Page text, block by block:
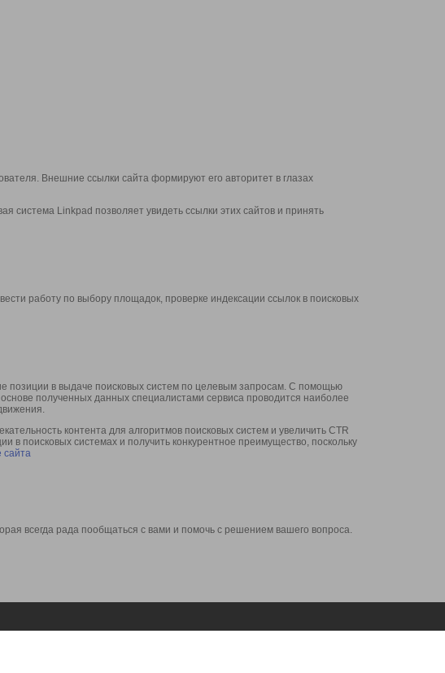
Внешние ссылки сайта формируют его авторитет в глазах
Linkpad позволяет увидеть ссылки этих сайтов и принять
работу по выбору площадок, проверке индексации ссылок в поисковых
позиции в выдаче поисковых систем по целевым запросам. С помощью
полученных данных специалистами сервиса проводится наиболее
контента для алгоритмов поисковых систем и увеличить CTR
в поисковых системах и получить конкурентное преимущество, поскольку
сайта
всегда рада пообщаться с вами и помочь с решением вашего вопроса.